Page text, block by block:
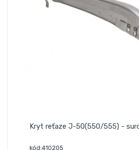
Kryt reťaze J-50(550/555) -
kód:410205